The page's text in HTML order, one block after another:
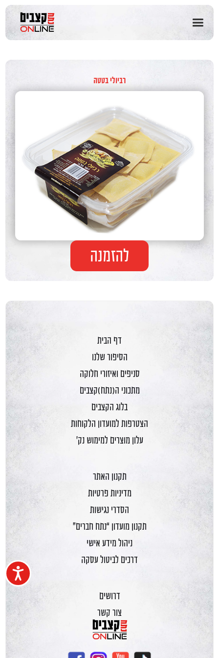
שִׂים
בְּאֲתָר
זֶה
נָגִישׁ
לִנְגִישׁוּת
רביולי בטטה
להזמנה
דף הבית
הסיפור שלנו
סניפים ואיזורי חלוקה
מתכוני ה(נתח)קצבים
בלוג הקצבים
הצטרפות למועדון הלקוחות
עלון מוצרים למימוש נק'
תקנון האתר
מדיניות פרטיות
הסדרי נגישות
תקנון מועדון “נתח חברים”
ניהול מידע אישי
דרכים לביטול עסקה
דרושים
צור קשר